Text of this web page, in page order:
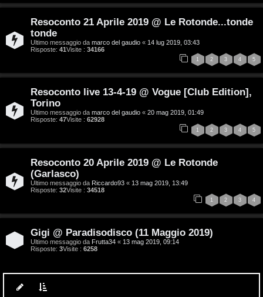
Resoconto 21 Aprile 2019 @ Le Rotonde...tonde
tonde
Ultimo messaggio da marco del gaudio « 14 lug 2019, 03:43
Risposte: 41Visite : 34166
1 2 3 4 5
Resoconto live 13-4-19 @ Vogue [Club Edition],
Torino
Ultimo messaggio da marco del gaudio « 20 mag 2019, 01:49
Risposte: 47Visite : 62928
1 2 3 4 5
Resoconto 20 Aprile 2019 @ Le Rotonde
(Garlasco)
Ultimo messaggio da Riccardo93 « 13 mag 2019, 13:49
Risposte: 32Visite : 34518
1 2 3 4
Gigi @ Paradisodisco (11 Maggio 2019)
Ultimo messaggio da Frutta34 « 13 mag 2019, 09:14
Risposte: 3Visite : 6258
G
i
g
i
’
g
o
s
t
i
n
o